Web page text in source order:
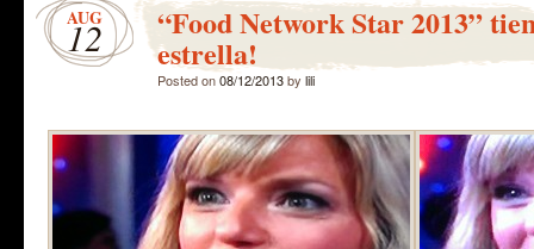
AUG
12 “Food Network Star 2013”
estrella!
Posted on08/12/2013by lili